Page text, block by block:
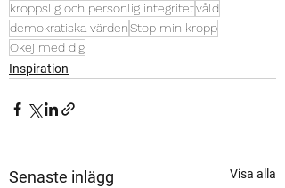
kroppslig och personlig integritetvåld
demokratiska värdenStop min kropp
Okej med dig
Inspiration
Senaste inlägg Visa alla